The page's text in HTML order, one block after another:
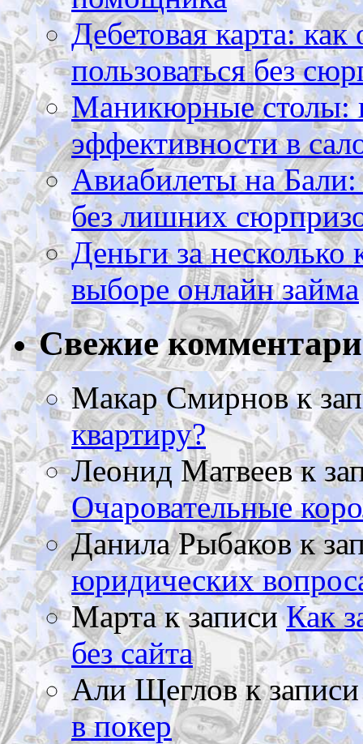
Дебетовая карта:
пользоваться без
Маникюрные столы:
эффективности в
Авиабилеты на Бали:
без лишних
Деньги за
выборе онлайн займа
Свежие
Макар Смирновк
квартиру?
Леонид Матвеевк
Очаровательные
Данила Рыбаковк
юридических
Мартак записиКак
без сайта
Али Щегловк
в покер